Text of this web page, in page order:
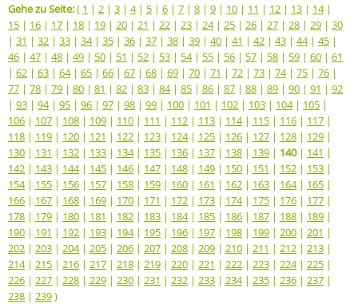
Gehe zu Seite:( 1 | 2 | 3 | 4| 5 | 6 | 7 | 8 | 9 | 10 | 11 | 12 | 13 | 14|
15 | 16 | 17 | 18 | 19 | 20 | 21 | 22 | 23 | 24| 25 | 26 | 27 | 28 | 29 | 30
| 31 | 32 | 33 | 34| 35 | 36 | 37 | 38 | 39 | 40 | 41 | 42 | 43 | 44| 45 |
46 | 47 | 48 | 49 | 50 | 51 | 52 | 53 | 54| 55 | 56 | 57 | 58 | 59 | 60 | 61
| 62 | 63 | 64| 65 | 66 | 67 | 68 | 69 | 70 | 71 | 72 | 73 | 74| 75 | 76 |
77 | 78 | 79 | 80 | 81 | 82 | 83 | 84| 85 | 86 | 87 | 88 | 89 | 90 | 91 | 92
| 93 | 94| 95 | 96 | 97 | 98 | 99 | 100 | 101 | 102 | 103 | 104| 105 |
106 | 107 | 108 | 109 | 110 | 111 | 112 | 113 | 114| 115 | 116 | 117 |
118 | 119 | 120 | 121 | 122 | 123 | 124| 125 | 126 | 127 | 128 | 129 |
130 | 131 | 132 | 133 | 134| 135 | 136 | 137 | 138 | 139 | 140| 141 |
142 | 143 | 144| 145 | 146 | 147 | 148 | 149 | 150 | 151 | 152 | 153 |
154| 155 | 156 | 157 | 158 | 159 | 160 | 161 | 162 | 163 | 164| 165 |
166 | 167 | 168 | 169 | 170 | 171 | 172 | 173 | 174| 175 | 176 | 177 |
178 | 179 | 180 | 181 | 182 | 183 | 184| 185 | 186 | 187 | 188 | 189 |
190 | 191 | 192 | 193 | 194| 195 | 196 | 197 | 198 | 199 | 200 | 201 |
202 | 203 | 204| 205 | 206 | 207 | 208 | 209 | 210 | 211 | 212 | 213 |
214| 215 | 216 | 217 | 218 | 219 | 220 | 221 | 222 | 223 | 224| 225 |
226 | 227 | 228 | 229 | 230 | 231 | 232 | 233 | 234| 235 | 236 | 237 |
238 | 239)